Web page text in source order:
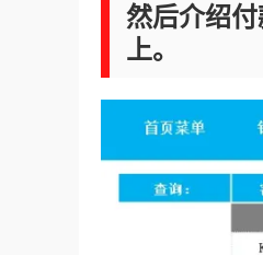
然后介绍
上。